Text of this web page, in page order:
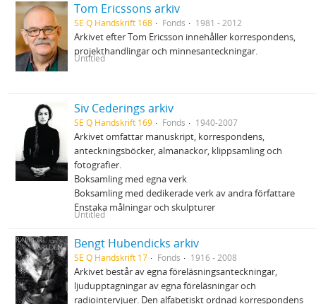
Tom Ericssons arkiv
SE Q Handskrift 168 Fonds 1981 - 2012
Arkivet efter Tom Ericsson innehåller korrespondens,
projekthandlingar och minnesanteckningar.
Untitled
Siv Cederings arkiv
SE Q Handskrift 169 Fonds 1940-2007
Arkivet omfattar manuskript, korrespondens,
anteckningsböcker, almanackor, klippsamling och
fotografier.
Boksamling med egna verk
Boksamling med dedikerade verk av andra författare
Enstaka målningar och skulpturer
Untitled
Bengt Hubendicks arkiv
SE Q Handskrift 17 Fonds 1916 - 2008
Arkivet består av egna föreläsningsanteckningar,
ljudupptagningar av egna föreläsningar och
radiointervjuer. Den alfabetiskt ordnad korrespondens